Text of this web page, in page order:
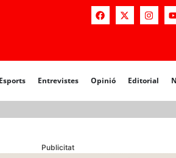
Esports Entrevistes Opinió Editorial
Opinió Editorial
Publicitat